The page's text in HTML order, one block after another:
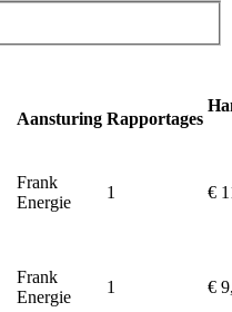
Aansturing Rapportages
Frank
Energie
1 €
Frank
Energie
1 €